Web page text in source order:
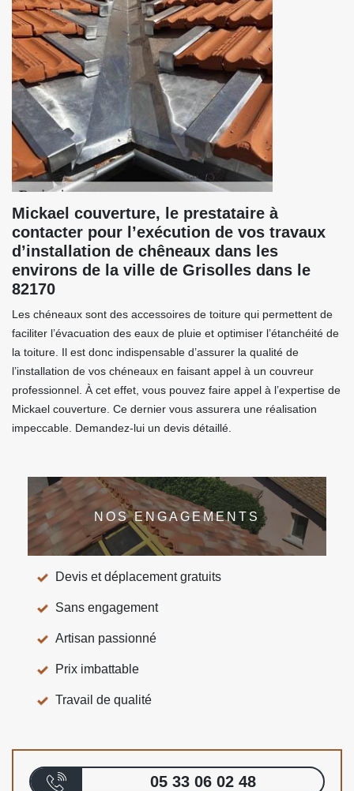
Mickael couverture, le prestataire à
contacter pour l’exécution de vos travaux
d’installation de chêneaux dans les
environs de la ville de Grisolles dans le
82170
Les chéneaux sont des accessoires de toiture qui permettent de
faciliter l’évacuation des eaux de pluie et optimiser l’étanchéité de
la toiture. Il est donc indispensable d’assurer la qualité de
l’installation de vos chéneaux en faisant appel à un couvreur
professionnel. À cet effet, vous pouvez faire appel à l’expertise de
Mickael couverture. Ce dernier vous assurera une réalisation
impeccable. Demandez-lui un devis détaillé.
NOS ENGAGEMENTS
Devis et déplacement gratuits
Sans engagement
Artisan passionné
Prix imbattable
Travail de qualité
05 33 06 02 48